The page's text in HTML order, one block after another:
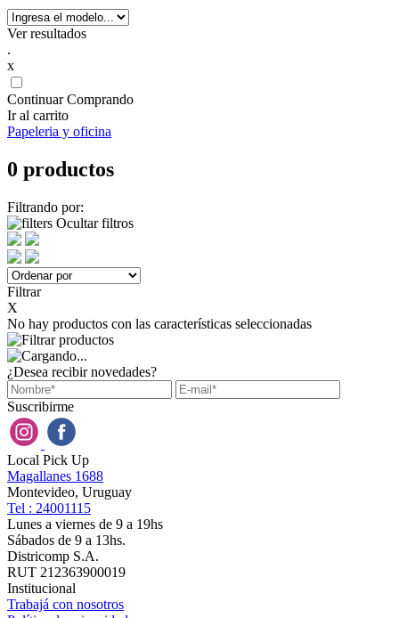
Ver resultados
.
x
Continuar Comprando
Ir al carrito
Papeleria y oficina
0 productos
Filtrando por:
Ocultar filtros
Filtrar
X
No hay productos con las características seleccionadas
¿Desea recibir novedades?
Suscribirme
Local Pick Up
Magallanes 1688
Montevideo, Uruguay
Tel : 24001115
Lunes a viernes de 9 a 19hs
Sábados de 9 a 13hs.
Districomp S.A.
RUT 212363900019
Institucional
Trabajá con nosotros